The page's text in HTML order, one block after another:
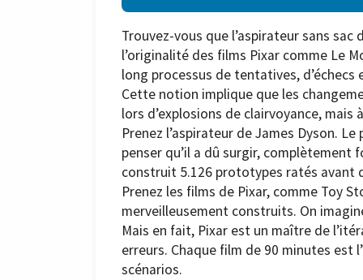
Trouvez-vous que l’aspirateur sans
l’originalité des films Pixar comme Le
long processus de tentatives,
Cette notion implique que les
lors d’explosions de clairvoyance, mais
Prenez l’aspirateur de James Dyson.
penser qu’il a dû surgir, complètement
construit 5.126 prototypes ratés avant
Prenez les films de Pixar, comme Toy
merveilleusement construits. On
Mais en fait, Pixar est un maître de
erreurs. Chaque film de 90 minutes est
scénarios.